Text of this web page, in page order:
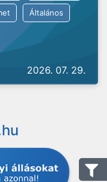
Általános
2026. 07. 29.